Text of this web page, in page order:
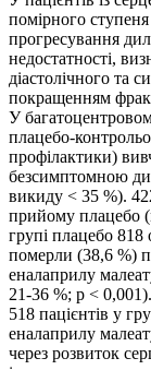
помірного
прогресування
недостатності,
діастолічного та
покращенням
У
плацебо-
профілактики)
безсимптомною
викиду < 35 %).
прийому плацебо
групі плацебо 818
померли (38,6 %)
еналаприлу
21-36 %; p < 0,001).
518 пацієнтів у
еналаприлу
через розвиток